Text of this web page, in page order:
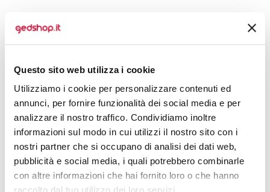
Questo sito web utilizza i cookie
Utilizziamo i cookie per personalizzare contenuti ed
annunci, per fornire funzionalità dei social media e per
analizzare il nostro traffico. Condividiamo inoltre
informazioni sul modo in cui utilizzi il nostro sito con i
nostri partner che si occupano di analisi dei dati web,
pubblicità e social media, i quali potrebbero combinarle
con altre informazioni che hai fornito loro o che hanno
Prodotti alternativi